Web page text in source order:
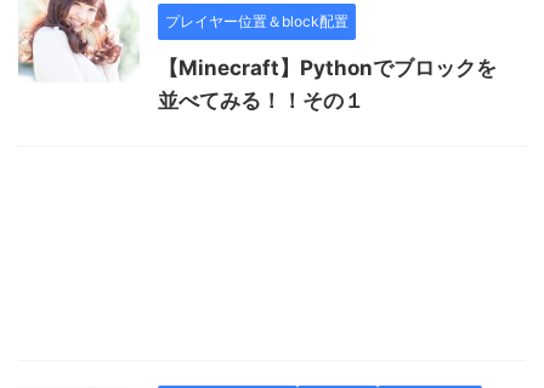
プレイヤー位置＆block配置
【Minecraft】Pythonでブロックを
並べてみる！！その１